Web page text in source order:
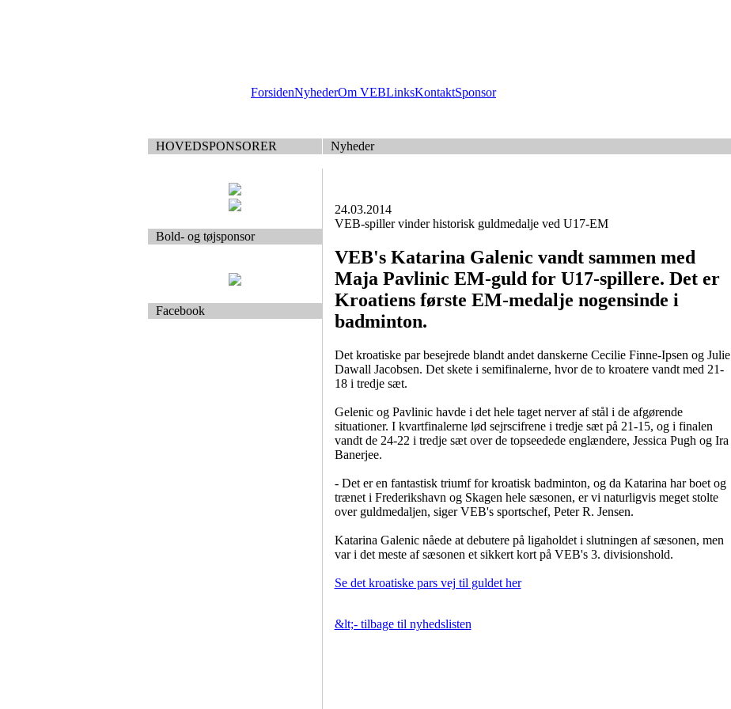
ForsidenNyhederOm VEBLinksKontaktSponsor
HOVEDSPONSORER Nyheder
Bold- og tøjsponsor
Facebook
24.03.2014
VEB-spiller vinder historisk guldmedalje ved U17-EM
VEB's Katarina Galenic vandt sammen med
Maja Pavlinic EM-guld for U17-spillere. Det er
Kroatiens første EM-medalje nogensinde i
badminton.
Det kroatiske par besejrede blandt andet danskerne Cecilie Finne-Ipsen og Julie
Dawall Jacobsen. Det skete i semifinalerne, hvor de to kroatere vandt med 21-
18 i tredje sæt.
Gelenic og Pavlinic havde i det hele taget nerver af stål i de afgørende
situationer. I kvartfinalerne lød sejrscifrene i tredje sæt på 21-15, og i finalen
vandt de 24-22 i tredje sæt over de topseedede englændere, Jessica Pugh og Ira
Banerjee.
- Det er en fantastisk triumf for kroatisk badminton, og da Katarina har boet og
trænet i Frederikshavn og Skagen hele sæsonen, er vi naturligvis meget stolte
over guldmedaljen, siger VEB's sportschef, Peter R. Jensen.
Katarina Galenic nåede at debutere på ligaholdet i slutningen af sæsonen, men
var i det meste af sæsonen et sikkert kort på VEB's 3. divisionshold.
Se det kroatiske pars vej til guldet her
&lt;- tilbage til nyhedslisten